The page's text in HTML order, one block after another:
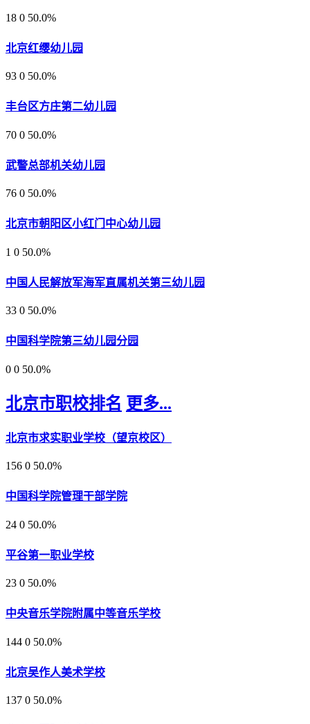
18 0 50.0%
北京红缨幼儿园
93 0 50.0%
丰台区方庄第二幼儿园
70 0 50.0%
武警总部机关幼儿园
76 0 50.0%
北京市朝阳区小红门中心幼儿园
1 0 50.0%
中国人民解放军海军直属机关第三幼儿园
33 0 50.0%
中国科学院第三幼儿园分园
0 0 50.0%
北京市职校排名 更多...
北京市求实职业学校（望京校区）
156 0 50.0%
中国科学院管理干部学院
24 0 50.0%
平谷第一职业学校
23 0 50.0%
中央音乐学院附属中等音乐学校
144 0 50.0%
北京吴作人美术学校
137 0 50.0%